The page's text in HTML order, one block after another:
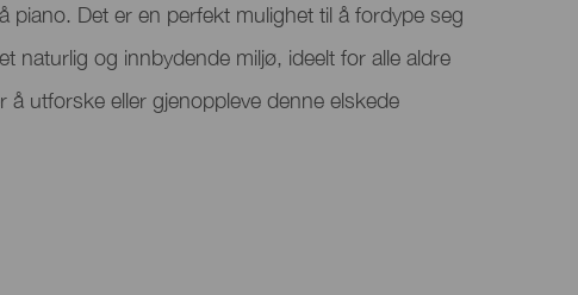
piano. Det er en perfekt mulighet til å fordype seg
naturlig og innbydende miljø, ideelt for alle aldre
utforske eller gjenoppleve denne elskede